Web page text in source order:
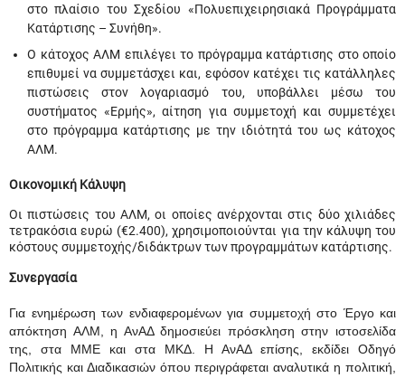
στο πλαίσιο του Σχεδίου «Πολυεπιχειρησιακά Προγράμματα
Κατάρτισης – Συνήθη».
Ο κάτοχος ΑΛΜ επιλέγει το πρόγραμμα κατάρτισης στο οποίο
επιθυμεί να συμμετάσχει και, εφόσον κατέχει τις κατάλληλες
πιστώσεις στον λογαριασμό του, υποβάλλει μέσω του
συστήματος «Ερμής», αίτηση για συμμετοχή και συμμετέχει
στο πρόγραμμα κατάρτισης με την ιδιότητά του ως κάτοχος
ΑΛΜ.
Οικονομική Κάλυψη
Οι πιστώσεις του ΑΛΜ, οι οποίες ανέρχονται στις δύο χιλιάδες
τετρακόσια ευρώ (€2.400), χρησιμοποιούνται για την κάλυψη του
κόστους συμμετοχής/διδάκτρων των προγραμμάτων κατάρτισης.
Συνεργασία
Για ενημέρωση των ενδιαφερομένων για συμμετοχή στο Έργο και
απόκτηση ΑΛΜ, η ΑνΑΔ δημοσιεύει πρόσκληση στην ιστοσελίδα
της, στα ΜΜΕ και στα ΜΚΔ. Η ΑνΑΔ επίσης, εκδίδει Οδηγό
Πολιτικής και Διαδικασιών όπου περιγράφεται αναλυτικά η πολιτική,